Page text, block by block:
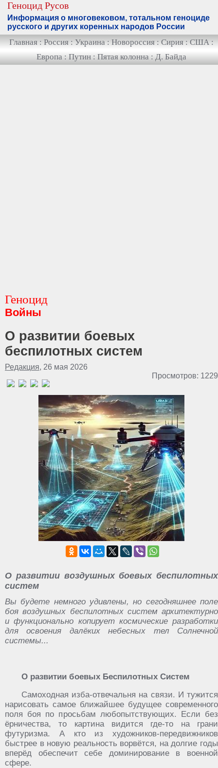
Геноцид Русов
Информация о многовековом, тотальном геноциде
русского и других коренных народов России
Главная : Россия : Украина : Новороссия : Сирия : США :
Европа : Путин : Пятая колонна : Д. Байда
Геноцид
Войны
О развитии боевых
беспилотных систем
Редакция, 26 мая 2026
Просмотров: 1229
О развитии воздушных боевых беспилотных
систем
Вы будете немного удивлены, но сегодняшнее поле
боя воздушных беспилотных систем архитектурно
и функционально копирует космические разработки
для освоения далёких небесных тел Солнечной
системы...
О развитии боевых Беспилотных Систем
Самоходная изба-отвечальня на связи. И тужится
нарисовать самое ближайшее будущее современного
поля боя по просьбам любопытствующих. Если без
ёрничества, то картина видится где-то на грани
футуризма. А кто из художников-передвижников
быстрее в новую реальность ворвётся, на долгие годы
вперёд обеспечит себе доминирование в военной
сфере.